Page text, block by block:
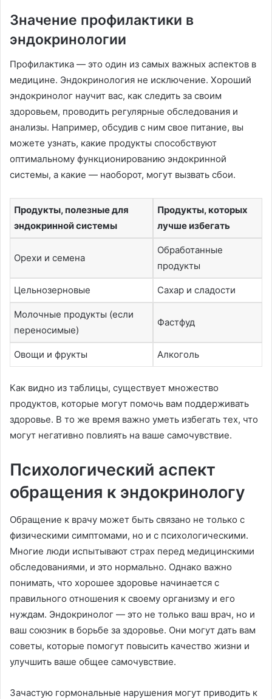
Значение профилактики в
эндокринологии
Профилактика — это один из самых важных аспектов в
медицине. Эндокринология не исключение. Хороший
эндокринолог научит вас, как следить за своим
здоровьем, проводить регулярные обследования и
анализы. Например, обсудив с ним свое питание, вы
можете узнать, какие продукты способствуют
оптимальному функционированию эндокринной
системы, а какие — наоборот, могут вызвать сбои.
Продукты, полезные для
эндокринной системы
Продукты, которых
лучше избегать
Орехи и семена
Обработанные
продукты
Цельнозерновые Сахар и сладости
Молочные продукты (если
переносимые)
Фастфуд
Овощи и фрукты Алкоголь
Как видно из таблицы, существует множество
продуктов, которые могут помочь вам поддерживать
здоровье. В то же время важно уметь избегать тех, что
могут негативно повлиять на ваше самочувствие.
Психологический аспект
обращения к эндокринологу
Обращение к врачу может быть связано не только с
физическими симптомами, но и с психологическими.
Многие люди испытывают страх перед медицинскими
обследованиями, и это нормально. Однако важно
понимать, что хорошее здоровье начинается с
правильного отношения к своему организму и его
нуждам. Эндокринолог — это не только ваш врач, но и
ваш союзник в борьбе за здоровье. Они могут дать вам
советы, которые помогут повысить качество жизни и
улучшить ваше общее самочувствие.
Зачастую гормональные нарушения могут приводить к